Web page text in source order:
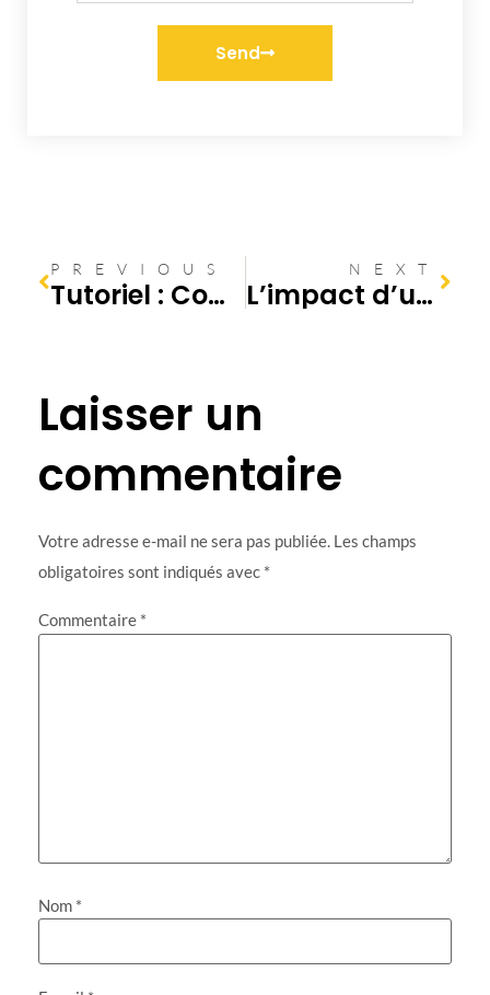
Send
PREVIOUS
Tutoriel : Comment déboucher vos canalisations à la maison avec du bicarbonate et du vinaigre
NEXT
L’impact d’une bonne étude du sol sur l’assainissement de votre maison – Décryptage
Laisser un
commentaire
Votre adresse e-mail ne sera pas publiée. Les champs
obligatoires sont indiqués avec *
Commentaire *
Nom *